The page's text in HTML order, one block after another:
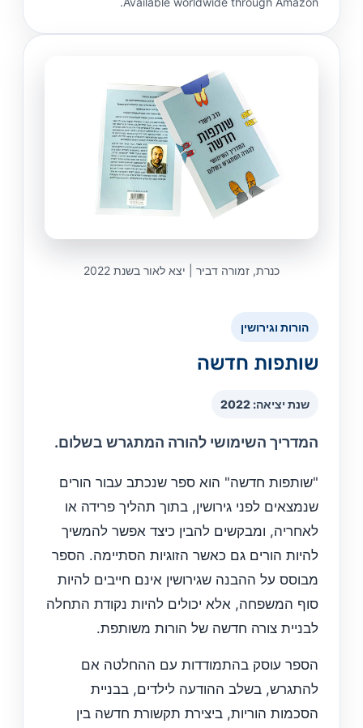
כנרת, זמורה דביר | יצא לאור בשנת 2022
הורות וגירושין
שותפות חדשה
שנת יציאה: 2022
המדריך השימושי להורה המתגרש בשלום.
"שותפות חדשה" הוא ספר שנכתב עבור הורים
שנמצאים לפני גירושין, בתוך תהליך פרידה או
לאחריה, ומבקשים להבין כיצד אפשר להמשיך
להיות הורים גם כאשר הזוגיות הסתיימה. הספר
מבוסס על ההבנה שגירושין אינם חייבים להיות
סוף המשפחה, אלא יכולים להיות נקודת התחלה
לבניית צורה חדשה של הורות משותפת.
הספר עוסק בהתמודדות עם ההחלטה אם
להתגרש, בשלב ההודעה לילדים, בבניית
הסכמות הוריות, ביצירת תקשורת חדשה בין